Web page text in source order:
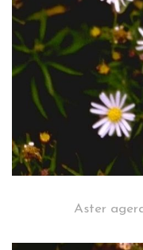
Aster